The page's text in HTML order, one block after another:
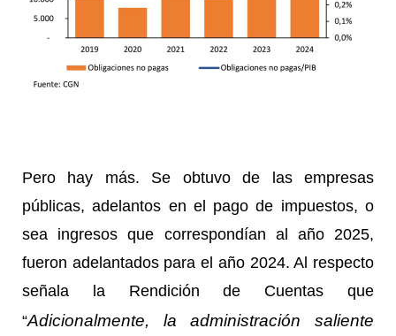
Pero hay más. Se obtuvo de las empresas
públicas, adelantos en el pago de impuestos, o
sea ingresos que correspondían al año 2025,
fueron adelantados para el año 2024. Al respecto
señala la Rendición de Cuentas que
“Adicionalmente, la administración saliente